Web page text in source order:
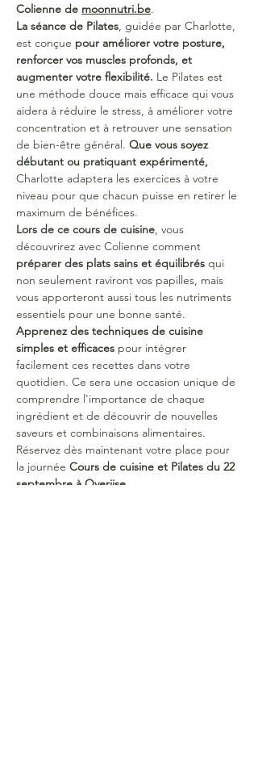
Colienne de moonnutri.be.
La séance de Pilates, guidée par Charlotte,
est conçue pour améliorer votre posture,
renforcer vos muscles profonds, et
augmenter votre flexibilité. Le Pilates est
une méthode douce mais efficace qui vous
aidera à réduire le stress, à améliorer votre
concentration et à retrouver une sensation
de bien-être général. Que vous soyez
débutant ou pratiquant expérimenté,
Charlotte adaptera les exercices à votre
niveau pour que chacun puisse en retirer le
maximum de bénéfices.
Lors de ce cours de cuisine, vous
découvrirez avec Colienne comment
préparer des plats sains et équilibrés qui
non seulement raviront vos papilles, mais
vous apporteront aussi tous les nutriments
essentiels pour une bonne santé.
Apprenez des techniques de cuisine
simples et efficaces pour intégrer
facilement ces recettes dans votre
quotidien. Ce sera une occasion unique de
comprendre l'importance de chaque
ingrédient et de découvrir de nouvelles
saveurs et combinaisons alimentaires.
Réservez dès maintenant votre place pour
la journée Cours de cuisine et Pilates du 22
septembre à Overijse.